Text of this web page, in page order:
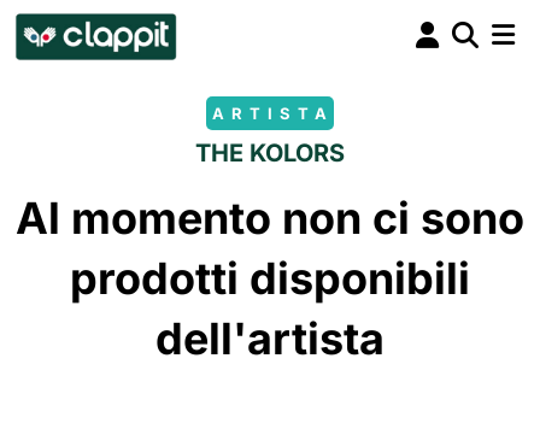
ARTISTA
THE KOLORS
Al momento non ci sono
prodotti disponibili
dell'artista